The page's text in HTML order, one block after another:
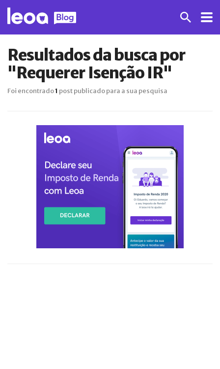
Resultados da busca por
"Requerer Isenção IR"
Foi encontrado1 post publicado para a sua pesquisa